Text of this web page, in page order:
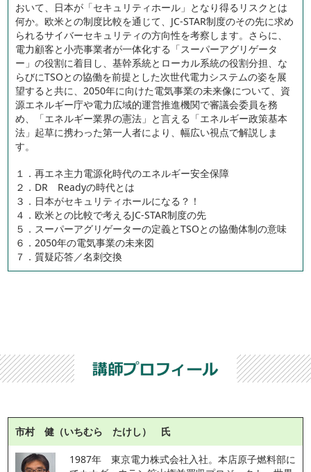
おいて、日本が「セキュリティホール」となり得るリスクとは
何か。欧米との制度比較を通じて、JC-STAR制度のその先に求め
られるサイバーセキュリティの方向性を考察します。さらに、
電力顧客と小売事業者が一体化する「スーパーアグリゲータ
ー」の役割に着目し、基幹系統とローカル系統の役割分担、な
らびにTSOとの協働を前提とした次世代電力システムの姿を展
望すると共に、2050年に向けた電気事業の未来像について、資
源エネルギー庁や電力広域的運営推進機関で審議会委員を務
め、「エネルギー業界の憲法」と言える「エネルギー政策基本
法」起草に携わった第一人者により、幅広い視点で解説しま
す。
１．再エネ主力電源化時代のエネルギー安全保障
２．DR Readyの時代とは
３．日本がセキュリティホールになる？！
４．欧米との比較で考えるJC-STAR制度の先
５．スーパーアグリゲーターの定義とTSOとの協働体制の意味
６．2050年の電気事業の未来図
７．質疑応答／名刺交換
市村 健（いちむら たけし） 氏
1987年　東京電力株式会社入社。本店原子燃料部に